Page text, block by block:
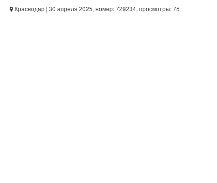
Краснодар | 30 апреля 2025, номер: 729234, просмотры: 75